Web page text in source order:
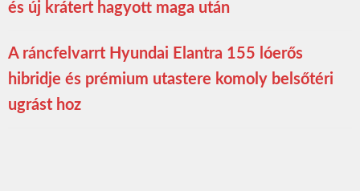
és új krátert hagyott maga után
A ráncfelvarrt Hyundai Elantra 155 lóerős
hibridje és prémium utastere komoly belsőtéri
ugrást hoz